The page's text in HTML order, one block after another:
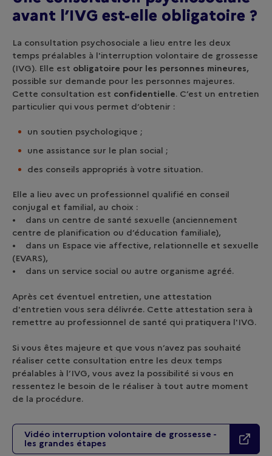
avant l’IVG est-elle obligatoire ?
La consultation psychosociale a lieu entre les deux
temps préalables à l'interruption volontaire de grossesse
(IVG). Elle est obligatoire pour les personnes mineures,
possible sur demande pour les personnes majeures.
Cette consultation est confidentielle. C’est un entretien
particulier qui vous permet d’obtenir :
un soutien psychologique ;
une assistance sur le plan social ;
des conseils appropriés à votre situation.
Elle a lieu avec un professionnel qualifié en conseil
conjugal et familial, au choix :
• dans un centre de santé sexuelle (anciennement
centre de planification ou d’éducation familiale),
• dans un Espace vie affective, relationnelle et sexuelle
(EVARS),
• dans un service social ou autre organisme agréé.
Après cet éventuel entretien, une attestation
d'entretien vous sera délivrée. Cette attestation sera à
remettre au professionnel de santé qui pratiquera l'IVG.
Si vous êtes majeure et que vous n’avez pas souhaité
réaliser cette consultation entre les deux temps
préalables à l’IVG, vous avez la possibilité si vous en
ressentez le besoin de le réaliser à tout autre moment
de la procédure.
Vidéo interruption volontaire de grossesse -
les grandes étapes